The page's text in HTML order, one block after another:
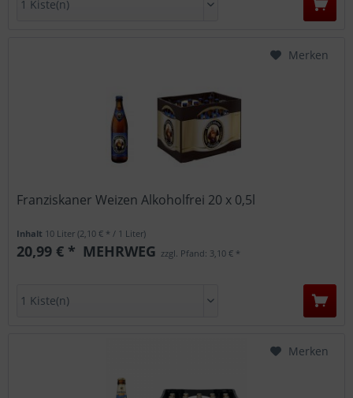
Franziskaner Weizen Alkoholfrei 20 x 0,5l
Inhalt 10 Liter(2,10 € * / 1 Liter)
20,99 € * MEHRWEG zzgl. Pfand: 3,10 € *
Merken
Merken